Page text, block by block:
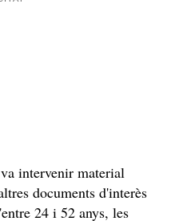
intervenir material
documents d'interès
24 i 52 anys, les